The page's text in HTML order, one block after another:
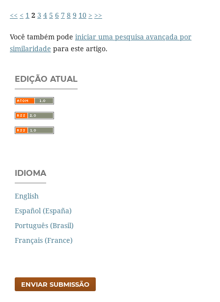
<< < 1 2 3 4 5 6 7 8 9 10 > >>
Você também pode iniciar uma pesquisa avançada por
similaridade para este artigo.
EDIÇÃO ATUAL
IDIOMA
English
Español (España)
Português (Brasil)
Français (France)
ENVIAR SUBMISSÃO